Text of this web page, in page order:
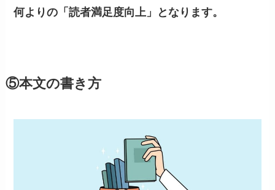
何よりの「読者満足度向上」となります。
⑤本文の書き方